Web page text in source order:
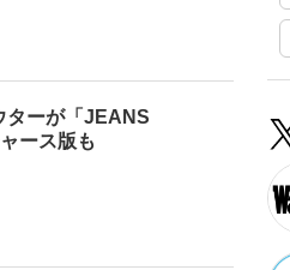
ターが「JEANS
ース版も